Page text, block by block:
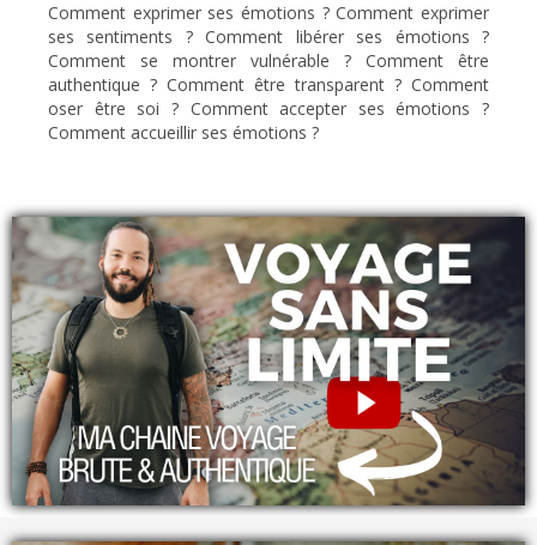
Comment exprimer ses émotions ? Comment exprimer
ses sentiments ? Comment libérer ses émotions ?
Comment se montrer vulnérable ? Comment être
authentique ? Comment être transparent ? Comment
oser être soi ? Comment accepter ses émotions ?
Comment accueillir ses émotions ?